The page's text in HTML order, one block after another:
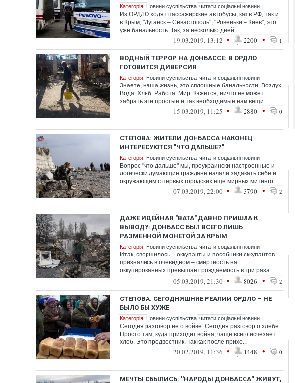
Категорія: Новини суспільства: читати соціальні новини
Из ОРДЛО ходят пассажирские автобусы, как в РФ, так и
в Крым, "Луганск – Севастополь", "Ровеньки – Киев", это
уже банальность. Так, за несколько дней ...
19.03.2019, 13:12 • 2200 • 1
ВОДНЫЙ ТЕРРОР НА ДОНБАССЕ: В ОРДЛО
ГОТОВИТСЯ ДИВЕРСИЯ
Категорія: Новини суспільства: читати соціальні новини
Знаете, наша жизнь, это сплошные банальности. Воздух.
Вода. Хлеб. Работа. Мир. Кажется, ничто не может
забрать эти простые и так необходимые нам вещи....
15.03.2019, 11:25 • 2880 • 0
СТЕПОВА: ЖИТЕЛИ ДОНБАССА НАКОНЕЦ
ИНТЕРЕСУЮТСЯ "ЧТО ДАЛЬШЕ?"
Категорія: Новини суспільства: читати соціальні новини
Вопрос "что дальше" мы, проукраински настроенные и
логически думающие граждане начали задавать себе и
окружающим с первых городских еще мирных митинго...
07.03.2019, 22:00 • 3790 • 2
ДАЖЕ ИДЕЙНАЯ "ВАТА" ДАВНО ПРИШЛА К
ВЫВОДУ: ДОНБАСС БЫЛ ВСЕГО ЛИШЬ
РАЗМЕННОЙ МОНЕТОЙ ЗА КРЫМ
Категорія: Новини суспільства: читати соціальні новини
Итак, свершилось – оккупанты и пособники оккупантов
признались в очевидном – смертность на
оккупированных превышает рождаемость в три раза.
05.03.2019, 21:30 • 8026 • 2
СТЕПОВА: СЕГОДНЯШНИЕ РЕАЛИИ ОРДЛО – НЕ
БЫЛО БЫ ХУЖЕ
Категорія: Новини суспільства: читати соціальні новини
Сегодня разговор не о войне. Сегодня разговор о хлебе.
Просто там, куда приходит война, чаще всего исчезает
хлеб. Это предвестник. Так как после прихо...
20.02.2019, 11:36 • 1448 • 0
МЕЧТЫ СБЫЛИСЬ: ''НАРОДЫ ДОНБАССА'' ЖИВУТ,